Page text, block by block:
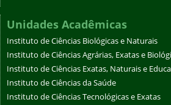
Unidades Acadêmicas
Instituto de Ciências Biológicas e Naturais
Instituto de Ciências Agrárias, Exatas e
Instituto de Ciências Exatas, Naturais e
Instituto de Ciências da Saúde
Instituto de Ciências Tecnológicas e Exatas